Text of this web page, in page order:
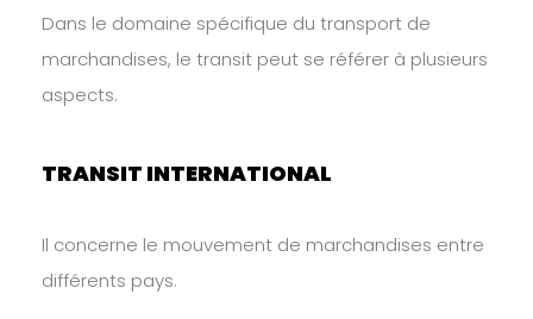
Dans le domaine spécifique du transport de
marchandises, le transit peut se référer à plusieurs
aspects.
TRANSIT INTERNATIONAL
Il concerne le mouvement de marchandises entre
différents pays.